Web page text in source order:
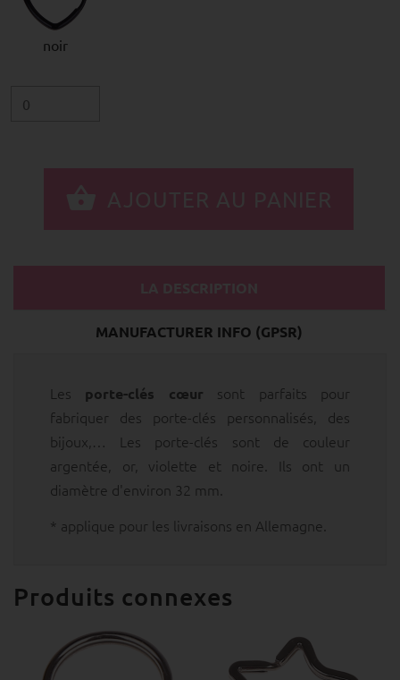
noir
MANUFACTURER INFO (GPSR)
Les porte-clés cœur sont parfaits pour
fabriquer des porte-clés personnalisés, des
bijoux,… Les porte-clés sont de couleur
argentée, or, violette et noire. Ils ont un
diamètre d'environ 32 mm.
* applique pour les livraisons en Allemagne.
Produits connexes